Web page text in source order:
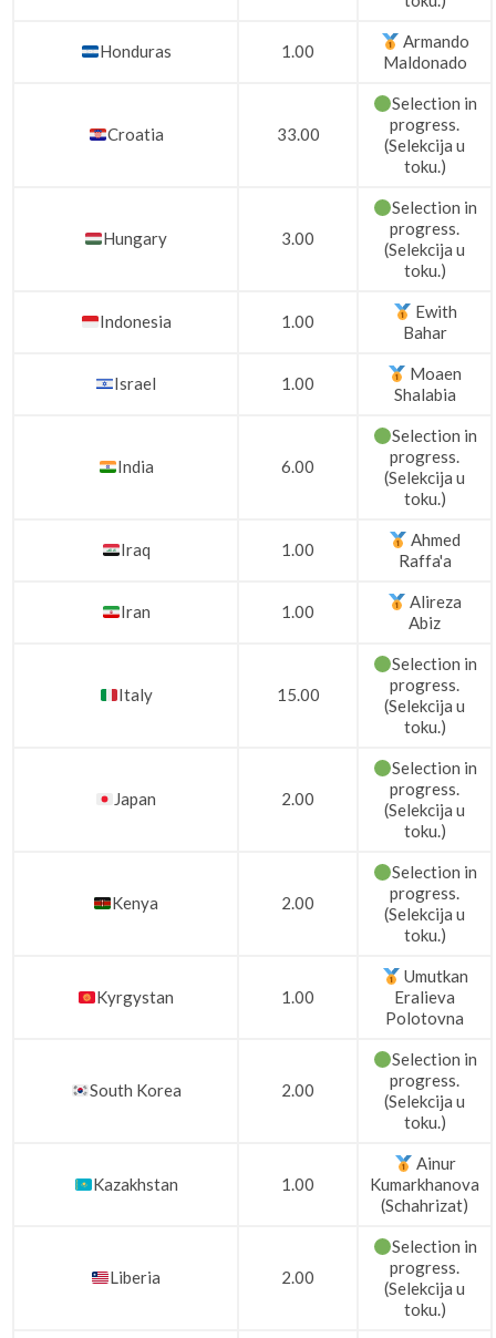
Honduras 1.00
Armando
Maldonado
Croatia 33.00
Selection in
progress.
(Selekcija u
toku.)
Hungary 3.00
Selection in
progress.
(Selekcija u
toku.)
Indonesia 1.00
Ewith
Bahar
Israel 1.00
Moaen
Shalabia
India 6.00
Selection in
progress.
(Selekcija u
toku.)
Iraq 1.00
Ahmed
Raffa'a
Iran 1.00
Alireza
Abiz
Italy 15.00
Selection in
progress.
(Selekcija u
toku.)
Japan 2.00
Selection in
progress.
(Selekcija u
toku.)
Kenya 2.00
Selection in
progress.
(Selekcija u
toku.)
Kyrgystan 1.00
Umutkan
Eralieva
Polotovna
South Korea 2.00
Selection in
progress.
(Selekcija u
toku.)
Kazakhstan 1.00
Ainur
Kumarkhanova
(Schahrizat)
Liberia 2.00
Selection in
progress.
(Selekcija u
toku.)